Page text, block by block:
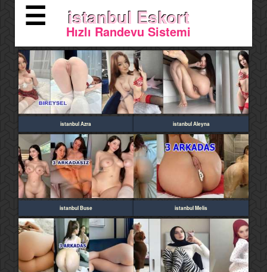
☰ istanbul Eskort
Hızlı Randevu Sistemi
istanbul Azra istanbul Aleyna
istanbul Buse istanbul Melis